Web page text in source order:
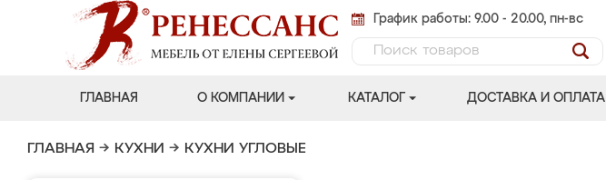
График работы: 9.00 - 20.00, пн-вс
ГЛАВНАЯ О КОМПАНИИ КАТАЛОГ ДОСТАВКА И ОПЛАТА
ГЛАВНАЯ → КУХНИ → КУХНИ УГЛОВЫЕ